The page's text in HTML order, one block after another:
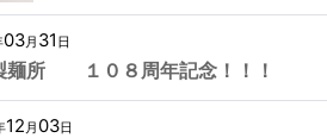
03月 31 日
麺所 １０８周年記念！！！
12 月03日